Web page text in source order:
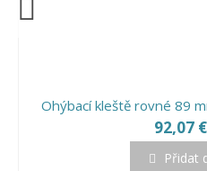
Ohýbací kleště rovné 89
92,07
Přidat